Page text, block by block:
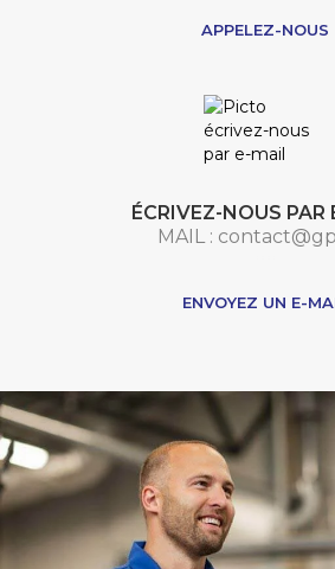
APPELEZ-NOUS
ÉCRIVEZ-NOUS PAR
MAIL :
ENVOYEZ UN E-